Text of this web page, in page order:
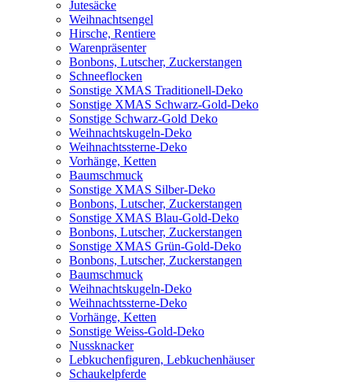
Jutesäcke
Weihnachtsengel
Hirsche, Rentiere
Warenpräsenter
Bonbons, Lutscher, Zuckerstangen
Schneeflocken
Sonstige XMAS Traditionell-Deko
Sonstige XMAS Schwarz-Gold-Deko
Sonstige Schwarz-Gold Deko
Weihnachtskugeln-Deko
Weihnachtssterne-Deko
Vorhänge, Ketten
Baumschmuck
Sonstige XMAS Silber-Deko
Bonbons, Lutscher, Zuckerstangen
Sonstige XMAS Blau-Gold-Deko
Bonbons, Lutscher, Zuckerstangen
Sonstige XMAS Grün-Gold-Deko
Bonbons, Lutscher, Zuckerstangen
Baumschmuck
Weihnachtskugeln-Deko
Weihnachtssterne-Deko
Vorhänge, Ketten
Sonstige Weiss-Gold-Deko
Nussknacker
Lebkuchenfiguren, Lebkuchenhäuser
Schaukelpferde